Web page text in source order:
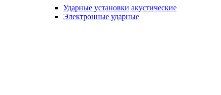
Ударные установки акустические
Электронные ударные